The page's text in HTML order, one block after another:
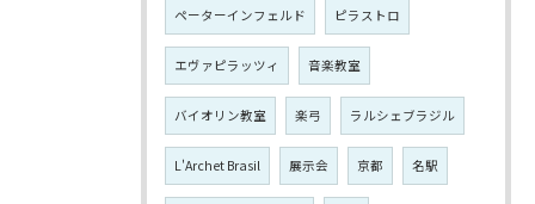
ペーターインフェルド ピラストロ
エヴァピラッツィ 音楽教室
バイオリン教室 楽弓 ラルシェブラジル
L'Archet Brasil 展示会 京都 名駅